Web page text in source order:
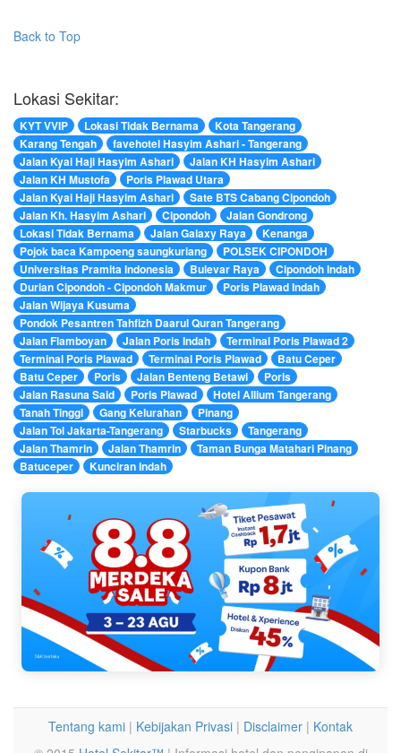
Back to Top
Lokasi Sekitar:
KYT VVIP Lokasi Tidak Bernama
Kota Tangerang
Karang Tengah
favehotel Hasyim Ashari - Tangerang
Jalan Kyai Haji Hasyim Ashari
Jalan KH Hasyim Ashari
Jalan KH Mustofa
Poris Plawad Utara
Jalan Kyai Haji Hasyim Ashari
Sate BTS Cabang Cipondoh
Jalan Kh. Hasyim Ashari
Cipondoh
Jalan Gondrong
Lokasi Tidak Bernama
Jalan Galaxy Raya
Kenanga
Pojok baca Kampoeng saungkuriang
POLSEK CIPONDOH
Universitas Pramita Indonesia
Bulevar Raya
Cipondoh Indah
Durian Cipondoh - Cipondoh Makmur
Poris Plawad Indah
Jalan Wijaya Kusuma
Pondok Pesantren Tahfizh Daarul Quran Tangerang
Jalan Flamboyan
Jalan Poris Indah
Terminal Poris Plawad 2
Terminal Poris Plawad
Terminal Poris Plawad
Batu Ceper
Batu Ceper
Poris Jalan Benteng Betawi
Poris
Jalan Rasuna Said
Poris Plawad
Hotel Allium Tangerang
Tanah Tinggi
Gang Kelurahan
Pinang
Jalan Tol Jakarta-Tangerang
Starbucks
Tangerang
Jalan Thamrin
Jalan Thamrin
Taman Bunga Matahari Pinang
Batuceper
Kunciran Indah
Tentang kami | Kebijakan Privasi | Disclaimer | Kontak